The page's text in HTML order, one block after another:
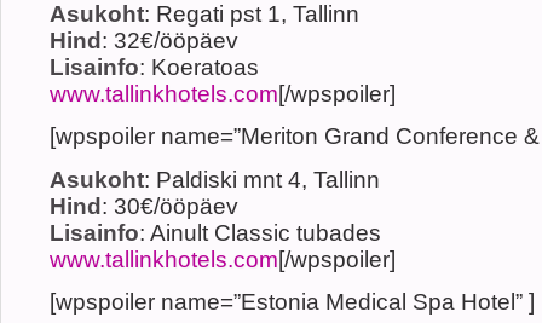
Asukoht: Regati pst 1, Tallinn
Hind : 32€/ööpäev
Lisainfo: Koeratoas
www.tallinkhotels.com[/wpspoiler]
[wpspoiler name=”Meriton Grand Conference
Asukoht: Paldiski mnt 4, Tallinn
Hind: 30€/ööpäev
Lisainfo: Ainult Classic tubades
www.tallinkhotels.com[/wpspoiler]
[wpspoiler name=”Estonia Medical Spa Hotel” ]